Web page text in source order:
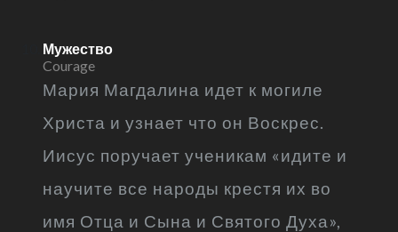
Мужество
Courage
Мария Магдалина идет к могиле
Христа и узнает что он Воскрес.
Иисус поручает ученикам «идите и
научите все народы крестя их во
имя Отца и Сына и Святого Духа»,